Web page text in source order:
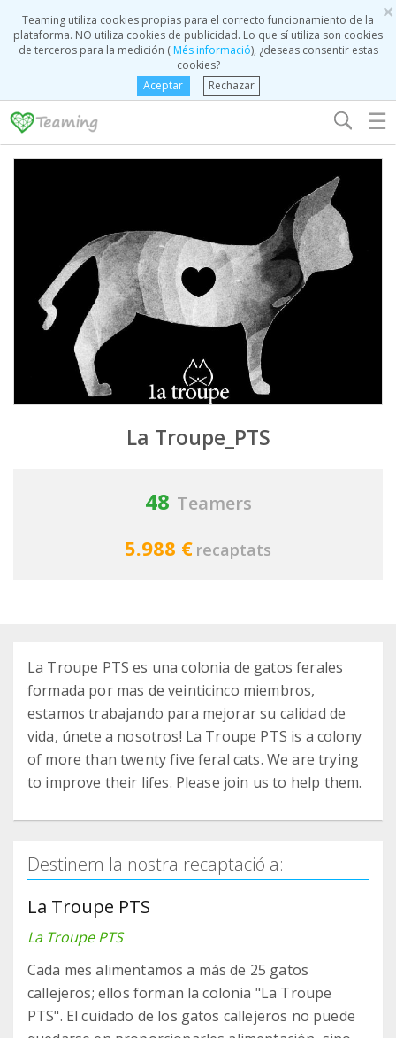
×
Teaming utiliza cookies propias para el correcto funcionamiento de la
plataforma. NO utiliza cookies de publicidad. Lo que sí utiliza son cookies
de terceros para la medición (Més informació), ¿deseas consentir estas
cookies?
Aceptar
Rechazar
☰
La Troupe_PTS
48 Teamers
5.988 € recaptats
La Troupe PTS es una colonia de gatos ferales
formada por mas de veinticinco miembros,
estamos trabajando para mejorar su calidad de
vida, únete a nosotros! La Troupe PTS is a colony
of more than twenty five feral cats. We are trying
to improve their lifes. Please join us to help them.
Destinem la nostra recaptació a:
La Troupe PTS
La Troupe PTS
Cada mes alimentamos a más de 25 gatos
callejeros; ellos forman la colonia "La Troupe
PTS". El cuidado de los gatos callejeros no puede